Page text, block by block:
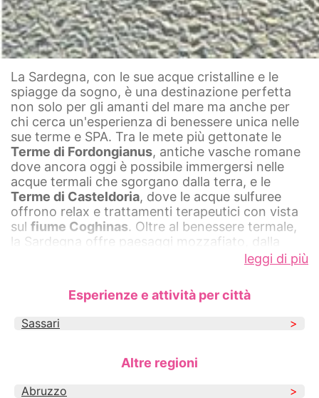
La Sardegna, con le sue acque cristalline e le
spiagge da sogno, è una destinazione perfetta
non solo per gli amanti del mare ma anche per
chi cerca un'esperienza di benessere unica nelle
sue terme e SPA. Tra le mete più gettonate le
Terme di Fordongianus, antiche vasche romane
dove ancora oggi è possibile immergersi nelle
acque termali che sgorgano dalla terra, e le
Terme di Casteldoria, dove le acque sulfuree
offrono relax e trattamenti terapeutici con vista
sul fiume Coghinas. Oltre al benessere termale,
la Sardegna offre paesaggi mozzafiato, dalla
, con le sue acque turchesi e il jet
set internazionale, al selvaggio e incontaminato
. La cultura e la gastronomia sarda
con piatti unici come il porceddu e i culurgiones,
arricchiscono l'esperienza di viaggio, rendendo
ogni soggiorno indimenticabile. Per una fuga
soggiorno in Sardegna, dove il lusso incontra la
leggi di più
Esperienze e attività per città
Sassari
Altre regioni
Abruzzo